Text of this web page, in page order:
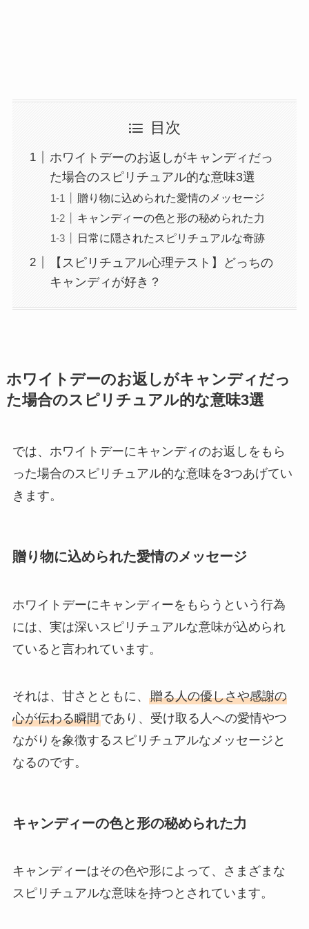
目次
ホワイトデーのお返しがキャンディだっ
た場合のスピリチュアル的な意味3選
贈り物に込められた愛情のメッセージ
キャンディーの色と形の秘められた力
日常に隠されたスピリチュアルな奇跡
【スピリチュアル心理テスト】どっちの
キャンディが好き？
ホワイトデーのお返しがキャンディだっ
た場合のスピリチュアル的な意味3選
では、ホワイトデーにキャンディのお返しをもら
った場合のスピリチュアル的な意味を3つあげてい
きます。
贈り物に込められた愛情のメッセージ
ホワイトデーにキャンディーをもらうという行為
には、実は深いスピリチュアルな意味が込められ
ていると言われています。
それは、甘さとともに、 贈る人の優しさや感謝の
心が伝わる瞬間であり、受け取る人への愛情やつ
ながりを象徴するスピリチュアルなメッセージと
なるのです。
キャンディーの色と形の秘められた力
キャンディーはその色や形によって、さまざまな
スピリチュアルな意味を持つとされています。